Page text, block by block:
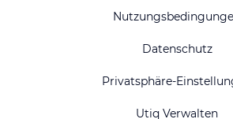
Datenschutz
Privatsphäre-
Utiq Verwalten